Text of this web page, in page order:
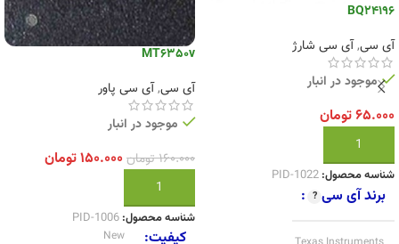
BQ24196
آی سی,آی سی شارژ
موجود در انبار
۶۵.۰۰۰تومان
افزودن به سبد خرید
شناسه محصول: PID-1022
برند آی سی
MT6350v
آی سی,آی سی پاور
موجود در انبار
۱۶۰.۰۰۰تومان ۱۵۰.۰۰۰تومان
افزودن به سبد خرید
شناسه محصول: PID-1006
کیفیت New